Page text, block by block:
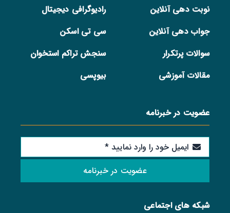
نوبت دهی آنلاین
جواب دهی آنلاین
سوالات پرتکرار
مقالات آموزشی
رادیوگرافی دیجیتال
سی تی اسکن
سنجش تراکم استخوان
بیوپسی
عضویت در خبرنامه
عضویت در خبرنامه
شبکه های اجتماعی